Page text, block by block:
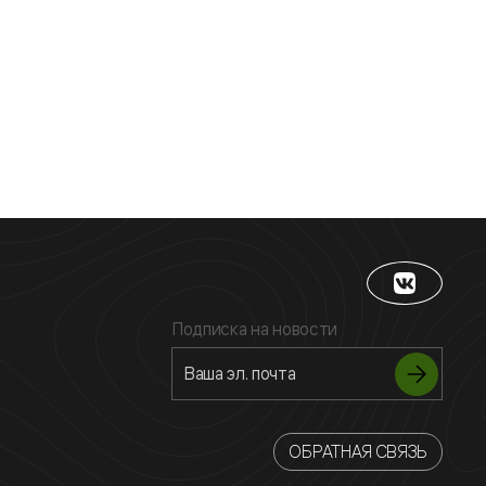
Подписка на новости
ОБРАТНАЯ СВЯЗЬ